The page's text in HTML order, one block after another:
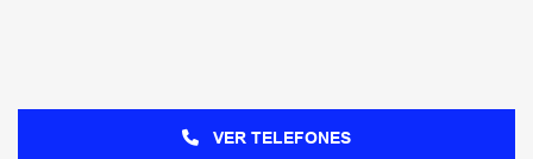
VER TELEFONES